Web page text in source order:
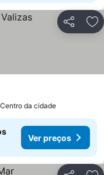
Partilhar
da cidade
Ver preços